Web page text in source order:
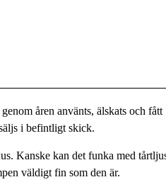
åren använts, älskats och fått
i befintligt skick.
Kanske kan det funka med
väldigt fin som den är.